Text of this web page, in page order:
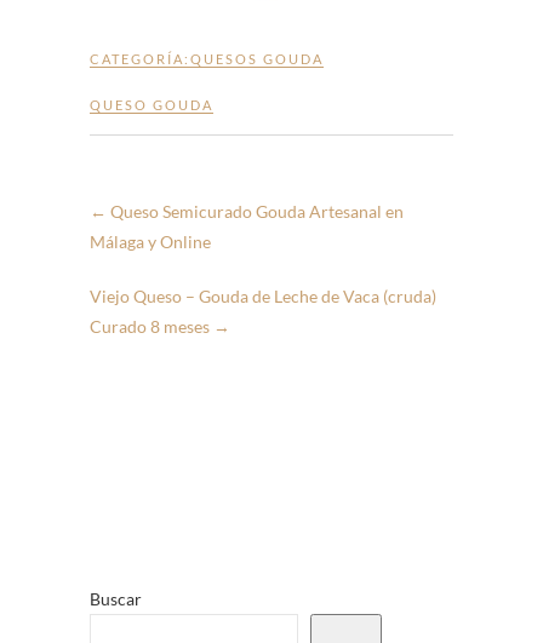
CATEGORÍA: QUESOS GOUDA
QUESO GOUDA
← Queso Semicurado Gouda Artesanal en
Málaga y Online
Viejo Queso – Gouda de Leche de Vaca (cruda)
Curado 8 meses →
Buscar